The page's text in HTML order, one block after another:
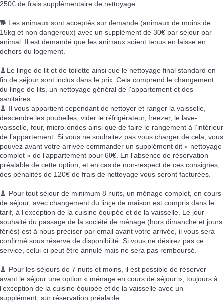
250€ de frais supplémentaire de nettoyage.
🐕 Les animaux sont acceptés sur demande (animaux de moins de
15kg et non dangereux) avec un supplément de 30€ par séjour par
animal. Il est demandé que les animaux soient tenus en laisse en
dehors du logement.
🧹Le linge de lit et de toilette ainsi que le nettoyage final standard en
fin de séjour sont inclus dans le prix. Cela comprend le changement
du linge de lits, un nettoyage général de l'appartement et des
sanitaires.
🧹 Il vous appartient cependant de nettoyer et ranger la vaisselle,
descendre les poubelles, vider le réfrigérateur, freezer, le lave-
vaisselle, four, micro-ondes ainsi que de faire le rangement à l’intérieur
de l’appartement. Si vous ne souhaitez pas vous charger de cela, vous
pouvez avant votre arrivée commander un supplément dit « nettoyage
complet » de l’appartement pour 60€. En l'absence de réservation
préalable de cette option, et en cas de non-respect de ces consignes,
des pénalités de 120€ de frais de nettoyage vous seront facturées.
🧹 Pour tout séjour de minimum 8 nuits, un ménage complet, en cours
de séjour, avec changement du linge de maison est compris dans le
tarif, à l’exception de la cuisine équipée et de la vaisselle. Le jour
souhaité du passage de la société de ménage (hors dimanche et jours
fériés) est à nous préciser par email avant votre arrivée, il vous sera
confirmé sous réserve de disponibilité. Si vous ne désirez pas ce
service, celui-ci peut être annulé mais ne sera pas remboursé.
🧹 Pour les séjours de 7 nuits et moins, il est possible de réserver
avant le séjour une option « ménage en cours de séjour », toujours à
l’exception de la cuisine équipée et de la vaisselle avec un
supplément, sur réservation préalable.